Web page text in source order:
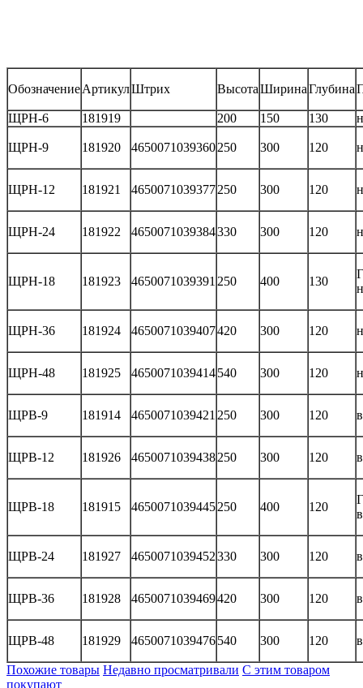
ОбозначениеАртикулШтрих ВысотаШиринаГлубина
ЩРН-6 181919 200 150 130
ЩРН-9 181920 4650071039360250 300 120
ЩРН-12 181921 4650071039377250 300 120
ЩРН-24 181922 4650071039384330 300 120
ЩРН-18 181923 4650071039391 250 400 130
ЩРН-36 181924 4650071039407420 300 120
ЩРН-48 181925 4650071039414540 300 120
ЩРВ-9 181914 4650071039421 250 300 120
ЩРВ-12 181926 4650071039438250 300 120
ЩРВ-18 181915 4650071039445250 400 120
ЩРВ-24 181927 4650071039452330 300 120
ЩРВ-36 181928 4650071039469420 300 120
ЩРВ-48 181929 4650071039476540 300 120
Похожие товары Недавно просматривали С этим товаром
покупают